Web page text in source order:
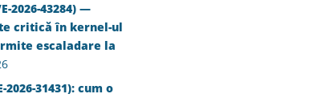
2026-43284) —
critică în kernel-ul
escaladare la
2026-31431): cum o